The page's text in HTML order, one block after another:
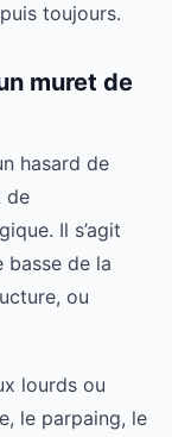
toujours.
muret de
hasard de
de
Il s’agit
basse de la
ou
lourds ou
le parpaing, le